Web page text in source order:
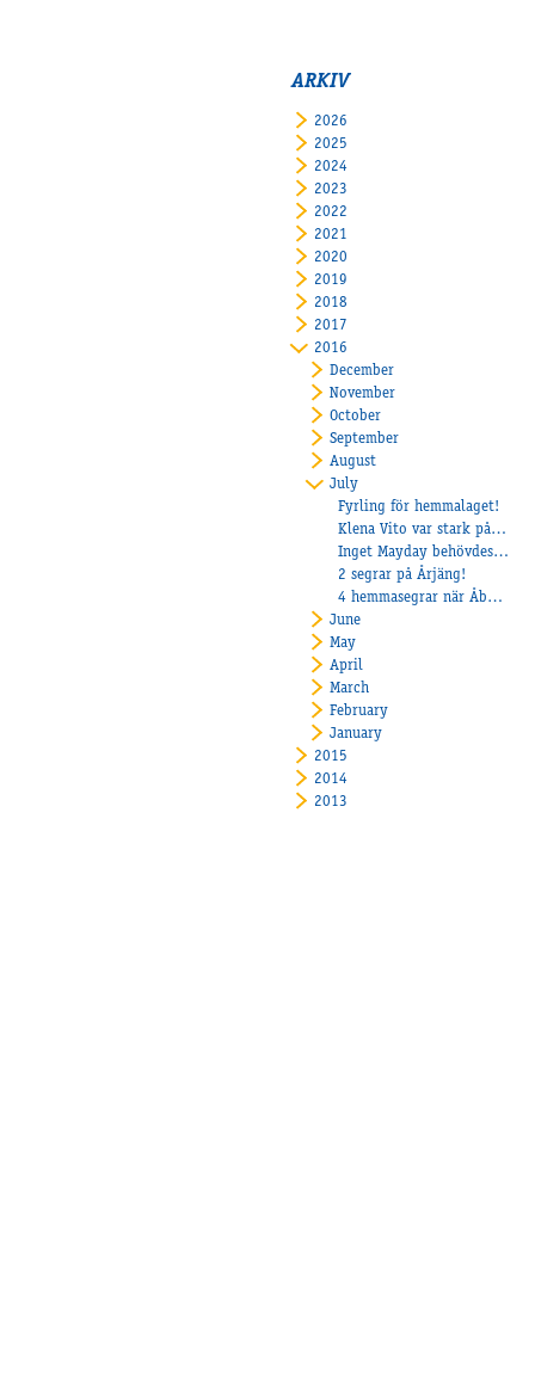
ARKIV
2026
2025
2024
2023
2022
2021
2020
2019
2018
2017
2016
December
November
October
September
August
July
Fyrling för hemmalaget!
Klena Vito var stark på Vaggeryd!
Inget Mayday behövdes på Jägersro
2 segrar på Årjäng!
4 hemmasegrar när Åby firade 80-år
June
May
April
March
February
January
2015
2014
2013